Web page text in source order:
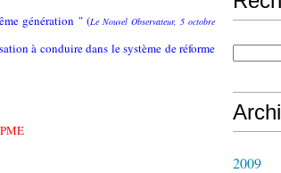
génération " (Le Nouvel Observateur, 5 octobre
à conduire dans le système de réforme
2009